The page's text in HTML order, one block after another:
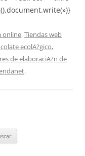
online,Tiendas web
ecolA?gico,
de elaboraciA?n de
.